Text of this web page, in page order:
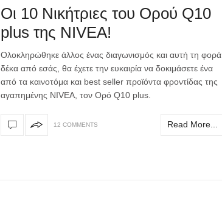
Οι 10 Νικήτριες του Ορού Q10
plus της NIVEA!
Ολοκληρώθηκε άλλος ένας διαγωνισμός και αυτή τη φορά,
δέκα από εσάς, θα έχετε την ευκαιρία να δοκιμάσετε ένα
από τα καινοτόμα και best seller προϊόντα φροντίδας της
αγαπημένης NIVEA, τον Ορό Q10 plus.
12 COMMENTS Read More...